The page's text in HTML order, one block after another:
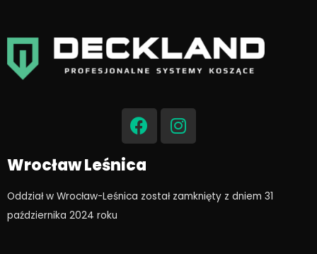
F
a
c
e
b
o
o
I
n
s
g
r
Wrocław Leśnica
Oddział w Wrocław-Leśnica został zamknięty z dniem 31
października 2024 roku​